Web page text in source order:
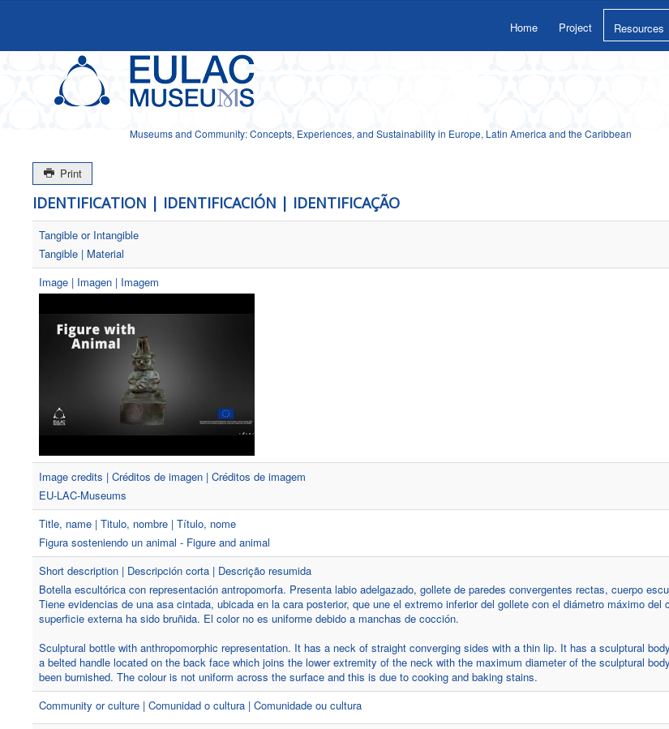
Museums and Community: Concepts, Experiences, and Sustainability in Europe, Latin America and the Caribbean
Home Project Resources
Print
IDENTIFICATION | IDENTIFICACIÓN | IDENTIFICAÇÃO
Tangible or Intangible
Tangible | Material
Image | Imagen | Imagem
Image credits | Créditos de imagen | Créditos de imagem
EU-LAC-Museums
Title, name | Titulo, nombre | Título, nome
Figura sosteniendo un animal - Figure and animal
Short description | Descripción corta | Descrição resumida
Botella escultórica con representación antropomorfa. Presenta labio adelgazado, gollete de paredes convergentes rectas, cuerpo
Tiene evidencias de una asa cintada, ubicada en la cara posterior, que une el extremo inferior del gollete con el diámetro máximo del
superficie externa ha sido bruñida. El color no es uniforme debido a manchas de cocción.
Sculptural bottle with anthropomorphic representation. It has a neck of straight converging sides with a thin lip. It has a sculptural
a belted handle located on the back face which joins the lower extremity of the neck with the maximum diameter of the sculptural
been burnished. The colour is not uniform across the surface and this is due to cooking and baking stains.
Community or culture | Comunidad o cultura | Comunidade ou cultura